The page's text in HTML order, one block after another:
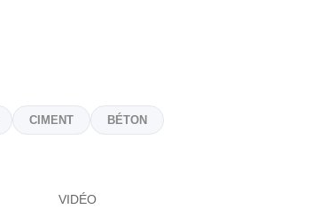
CIMENT BÉTON
VIDÉO